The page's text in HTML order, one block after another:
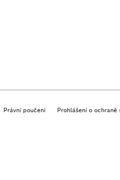
Právní poučení Prohlášení o ochraně